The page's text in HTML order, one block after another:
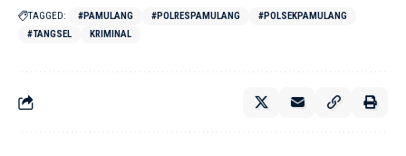
TAGGED: #PAMULANG #POLRESPAMULANG
#POLSEKPAMULANG
#TANGSEL
KRIMINAL